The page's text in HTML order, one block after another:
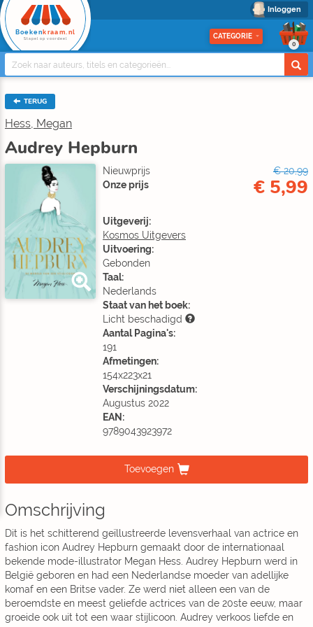
Inloggen
Boeken kraam.nl
Stapel op voordeel CATEGORIE
0
TERUG
Hess, Megan
Audrey Hepburn
Nieuwprijs
€ 20,99
Onze prijs
€ 5,99
Uitgeverij:
Kosmos Uitgevers
Uitvoering:
Gebonden
Taal:
Nederlands
Staat van het boek:
Licht beschadigd
Aantal Pagina's:
191
Afmetingen:
154x223x21
Verschijningsdatum:
Augustus 2022
EAN:
9789043923972
Toevoegen
Omschrijving
Dit is het schitterend geïllustreerde levensverhaal van actrice en
fashion icon Audrey Hepburn gemaakt door de internationaal
bekende mode-illustrator Megan Hess. Audrey Hepburn werd in
België geboren en had een Nederlandse moeder van adellijke
komaf en een Britse vader. Ze werd niet alleen een van de
beroemdste en meest geliefde actrices van de 20ste eeuw, maar
groeide ook uit tot een waar stijlicoon. Audrey verkoos liefde en